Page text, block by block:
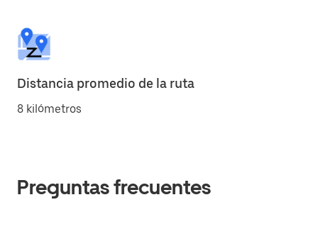
Distancia promedio de la ruta
8 kilómetros
Preguntas frecuentes